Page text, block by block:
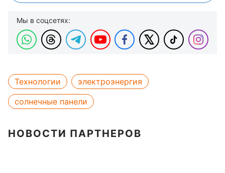
Мы в соцсетях:
Технологии
электроэнергия
солнечные панели
НОВОСТИ ПАРТНЕРОВ